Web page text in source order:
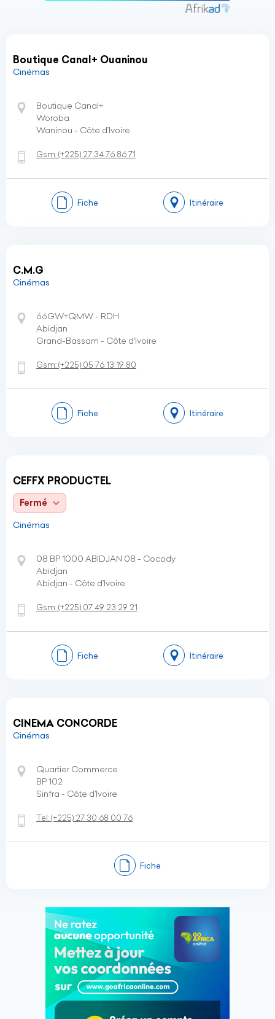
Boutique Canal+ Ouaninou
Cinémas
Boutique Canal+
Woroba
Waninou - Côte d’Ivoire
Gsm:(+225) 27 34 76 86 71
Fiche Itinéraire
C.M.G
Cinémas
66GW+QMW - RDH
Abidjan
Grand-Bassam - Côte d’Ivoire
Gsm:(+225) 05 76 13 19 80
Fiche Itinéraire
CEFFX PRODUCTEL
Fermé
Cinémas
08 BP 1000 ABIDJAN 08 - Cocody
Abidjan
Abidjan - Côte d’Ivoire
Gsm:(+225) 07 49 23 29 21
Fiche Itinéraire
CINEMA CONCORDE
Cinémas
Quartier Commerce
BP 102
Sinfra - Côte d’Ivoire
Tel:(+225) 27 30 68 00 76
Fiche